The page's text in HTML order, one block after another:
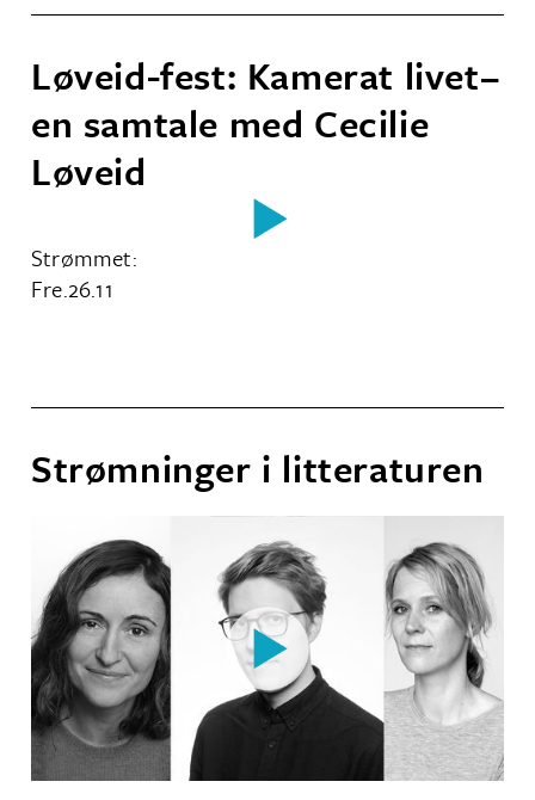
Løveid-fest: Kamerat livet–
en samtale med Cecilie
Løveid
Strømmet:
Fre.26.11
Strømninger i litteraturen